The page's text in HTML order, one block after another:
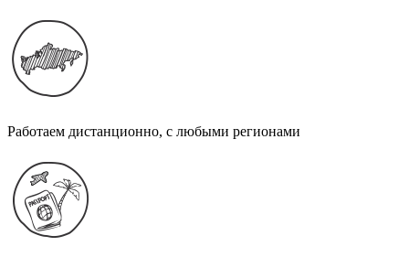
Работаем дистанционно, с любыми регионами